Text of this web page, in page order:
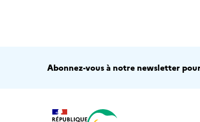
Abonnez-vous à notre newsletter